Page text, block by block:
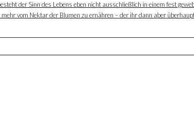
der Sinn des Lebens eben nicht ausschließlich in einem fest
vom Nektar der Blumen zu ernähren – der ihr dann aber